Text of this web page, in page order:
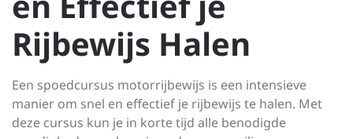
Rijbewijs Halen
Een spoedcursus motorrijbewijs is een intensieve
manier om snel en effectief je rijbewijs te halen. Met
deze cursus kun je in korte tijd alle benodigde